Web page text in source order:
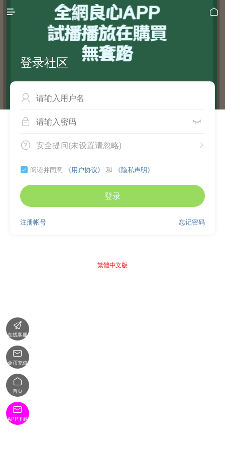
 
登录社区

 
 
安全提问(未设置请忽略)
 阅读并同意 《用户协议》 和 《隐私声明》
登录
忘记密码
注册帐号
繁體中文版

在线客服

金币充值

首页

APP下载